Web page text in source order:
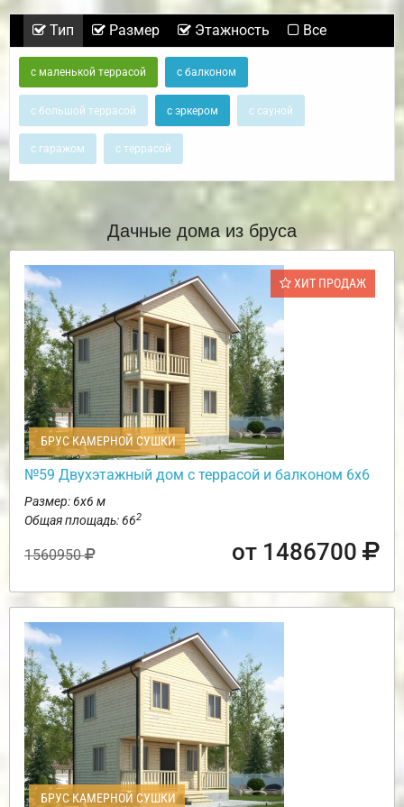
Тип Размер Этажность Все
с маленькой террасой с балконом
с большой террасой с эркером с сауной
с гаражом с террасой
Дачные дома из бруса
ХИТ ПРОДАЖ
БРУС КАМЕРНОЙ СУШКИ
№59 Двухэтажный дом с террасой и балконом 6х6
Размер: 6х6 м
Общая площадь: 662
1560950 от 1486700
БРУС КАМЕРНОЙ СУШКИ